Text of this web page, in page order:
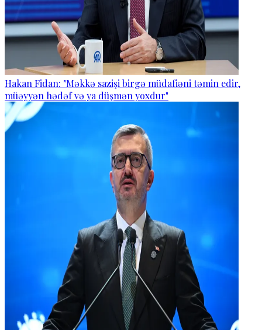
Hakan Fidan: "Məkkə sazişi birgə müdafiəni təmin edir,
müəyyən hədəf və ya düşmən yoxdur"